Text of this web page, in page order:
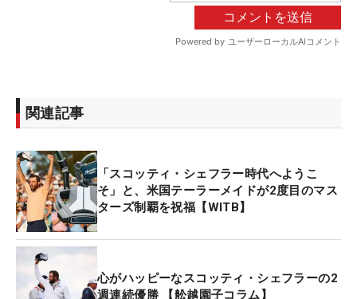
関連記事
「スコッティ・シェフラー時代へようこ
そ」と、米国テーラーメイドが2度目のマス
ターズ制覇を祝福【WITB】
心がハッピーなスコッティ・シェフラーの2
週連続優勝 【舩越園子コラム】